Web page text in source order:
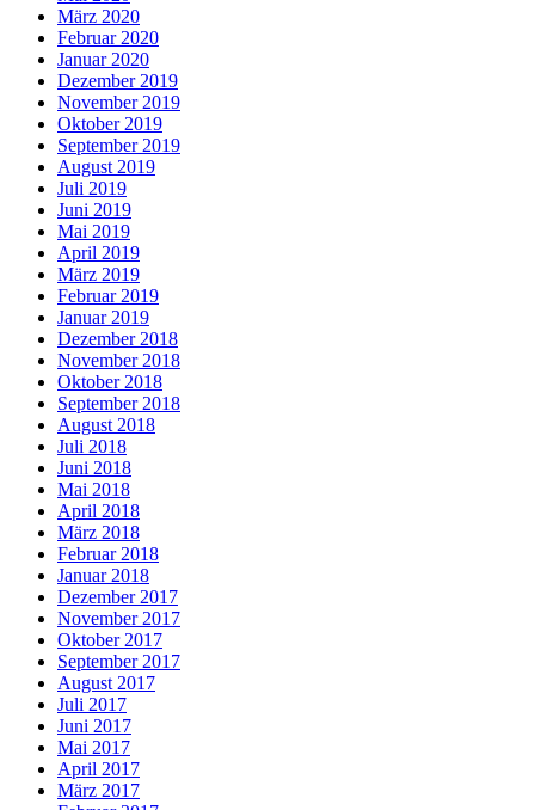
März 2020
Februar 2020
Januar 2020
Dezember 2019
November 2019
Oktober 2019
September 2019
August 2019
Juli 2019
Juni 2019
Mai 2019
April 2019
März 2019
Februar 2019
Januar 2019
Dezember 2018
November 2018
Oktober 2018
September 2018
August 2018
Juli 2018
Juni 2018
Mai 2018
April 2018
März 2018
Februar 2018
Januar 2018
Dezember 2017
November 2017
Oktober 2017
September 2017
August 2017
Juli 2017
Juni 2017
Mai 2017
April 2017
März 2017